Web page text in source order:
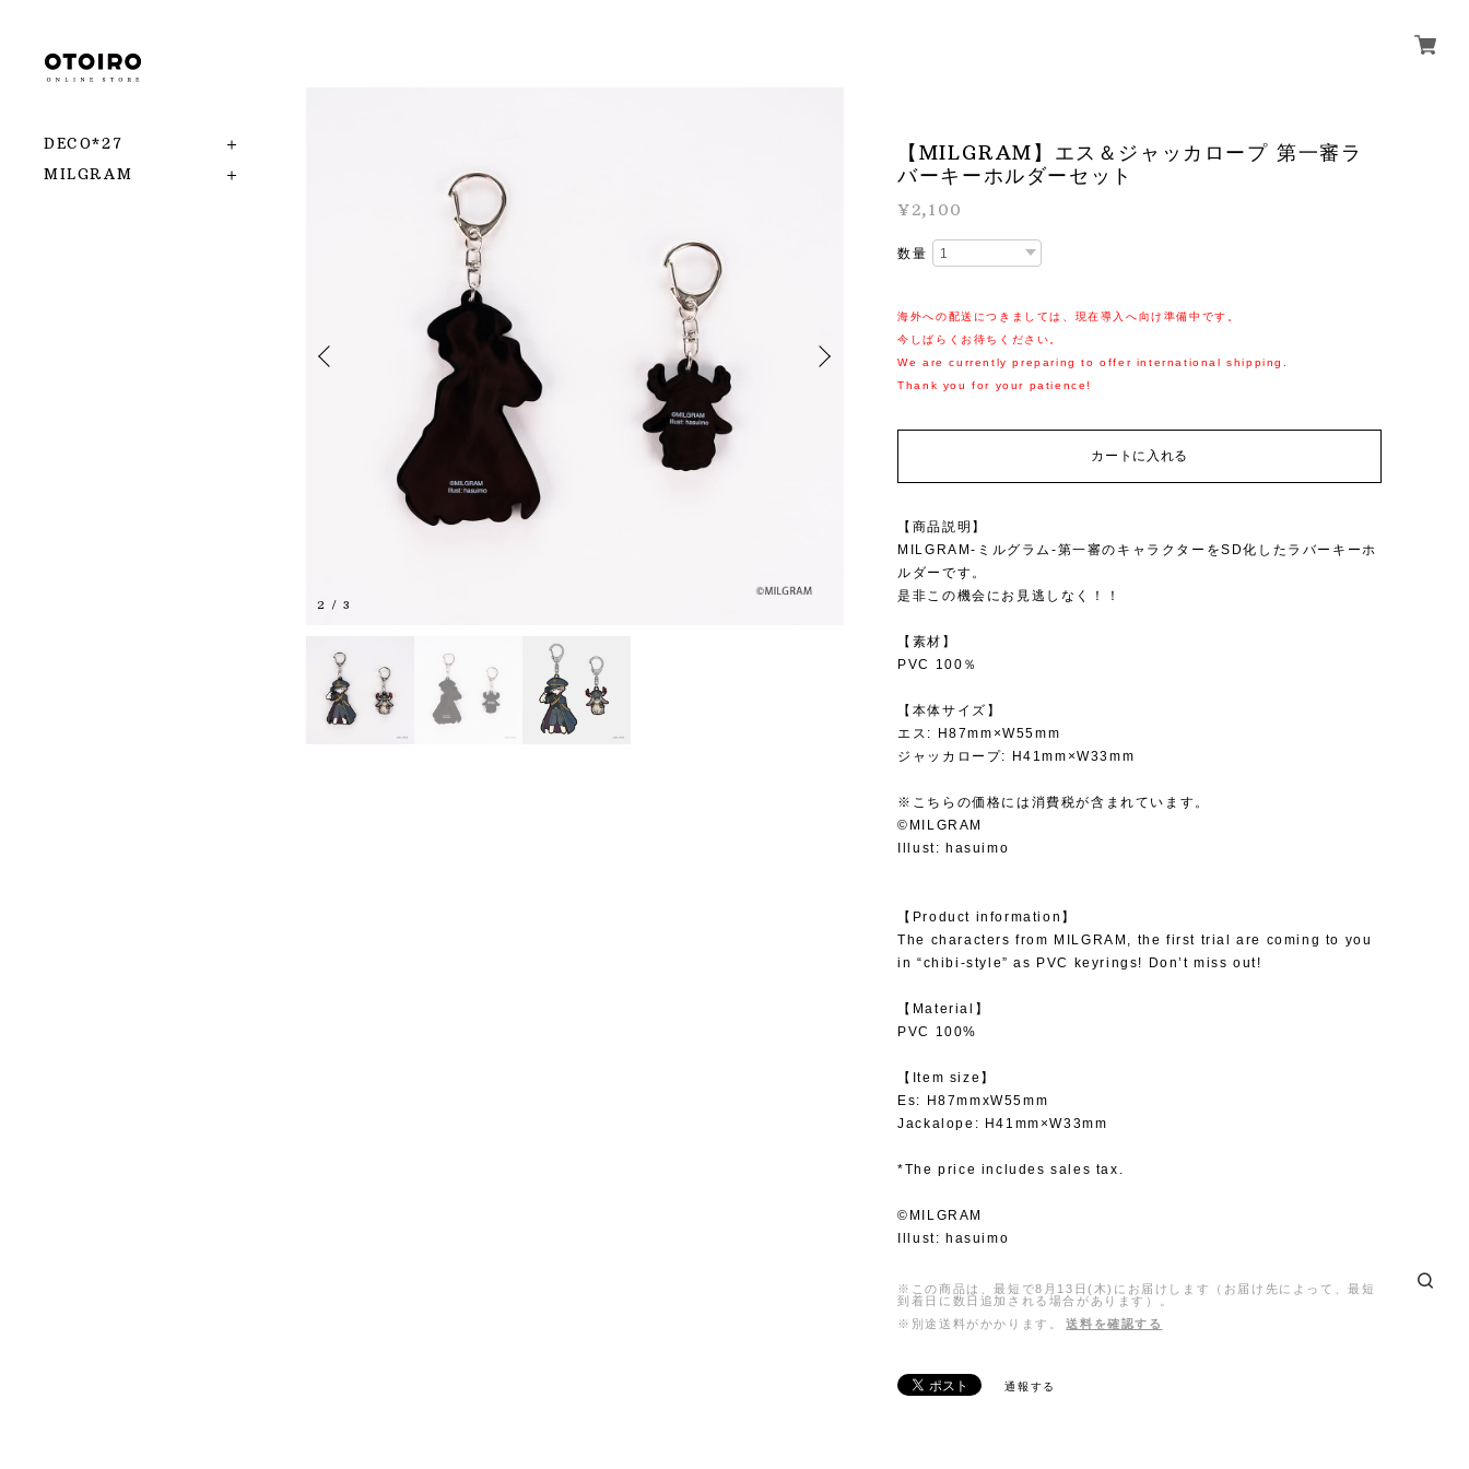
DECO*27
MILGRAM
2 /3
【MILGRAM】エス＆ジャッカロープ 第一審ラ
バーキーホルダーセット
¥2,100
数量
海外への配送につきましては、現在導入へ向け準備中です。
今しばらくお待ちください。
We are currently preparing to offer international shipping.
Thank you for your patience!
カートに入れる
【商品説明】
MILGRAM-ミルグラム-第一審のキャラクターをSD化したラバーキーホ
ルダーです。
是非この機会にお見逃しなく！！
【素材】
PVC 100％
【本体サイズ】
エス: H87mm×W55mm
ジャッカロープ: H41mm×W33mm
※こちらの価格には消費税が含まれています。
©MILGRAM
Illust: hasuimo
【Product information】
The characters from MILGRAM, the first trial are coming to you
in “chibi-style” as PVC keyrings! Don’t miss out!
【Material】
PVC 100%
【Item size】
Es: H87mmxW55mm
Jackalope: H41mm×W33mm
*The price includes sales tax.
©MILGRAM
Illust: hasuimo
※この商品は、最短で8月13日(木)にお届けします（お届け先によって、最短
到着日に数日追加される場合があります）。
※別途送料がかかります。
送料を確認する
通報する